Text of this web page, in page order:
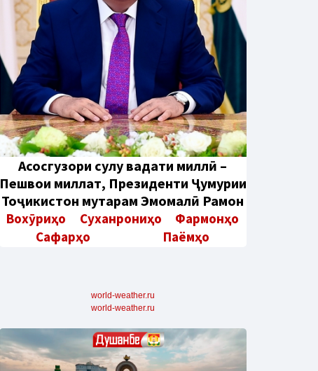
Aсосгузори сулҳу ваҳдати миллӣ –
Пешвои миллат, Президенти Ҷумҳурии
Тоҷикистон муҳтарам Эмомалӣ Раҳмон
Вохӯриҳо Суханрониҳо
Фармонҳо
Сафарҳо
Паёмҳо
world-weather.ru
world-weather.ru